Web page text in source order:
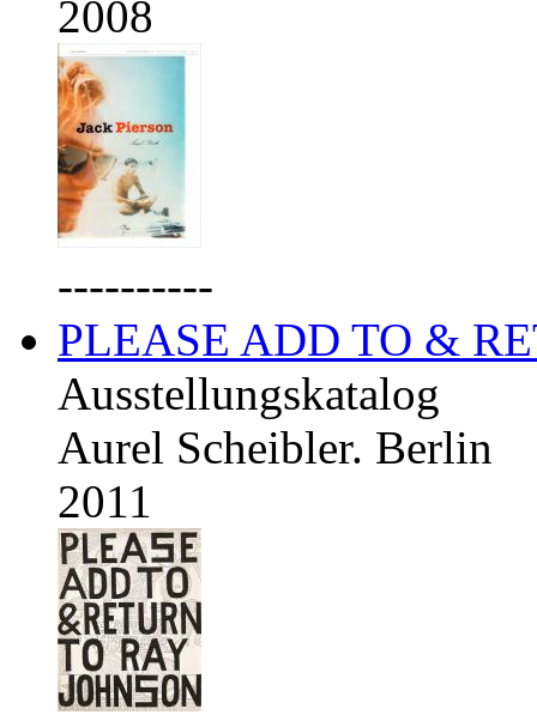
2008
----------
PLEASE ADD TO &
Ausstellungskatalog
Aurel Scheibler. Berlin
2011